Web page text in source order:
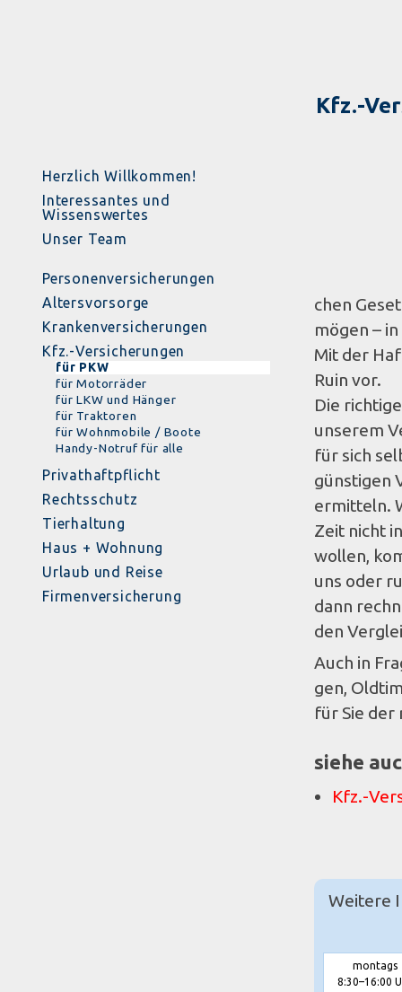
Kfz.-
Herzlich Willkommen!
Interessantes und
Wissenswertes
Unser Team
Personenversicherungen
Altersvorsorge
Krankenversicherungen
Kfz.-Versicherungen
für PKW
für Motorräder
für LKW und Hänger
für Traktoren
für Wohnmobile / Boote
Handy-Notruf für alle
Privathaftpflicht
Rechtsschutz
Tierhaltung
Haus + Wohnung
Urlaub und Reise
Firmenversicherung
chen
mö­gen –
Mit der
Ruin vor.
Die
unse­rem
für sich
güns­ti­gen
ermit­teln.
Zeit nicht
wol­len,
uns oder
dann
den
Auch in
gen,
für Sie
siehe
Kfz.-
Weitere
montags
8:30–16:00